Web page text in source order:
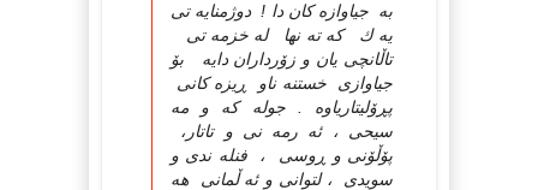
به جیاوازه كان دا ! دوژمنایه تی
یه ك كه ته نها له خزمه تی
تاڵانچی یان و زۆرداران دایه بۆ
جیاوازی خستنه ناو ڕیزه كانی
پڕۆلیتاریاوه . جوله كه و مه
سیحی ، ئه رمه نی و تاتار،
پۆڵۆنی و ڕوسی ، فنله ندی و
سویدی ، لتوانی و ئه ڵمانی هه